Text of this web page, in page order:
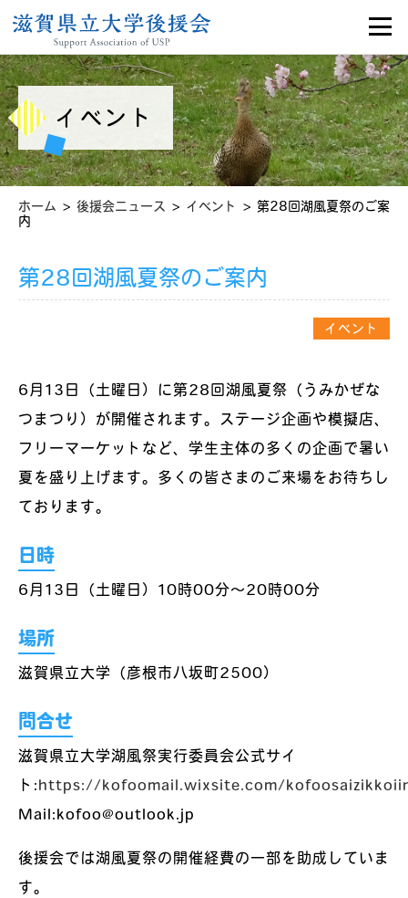
イベント
ホーム > 後援会ニュース > イベント > 第28回湖風夏祭のご案
内
第28回湖風夏祭のご案内
イベント
6月13日（土曜日）に第28回湖風夏祭（うみかぜな
つまつり）が開催されます。ステージ企画や模擬店、
フリーマーケットなど、学生主体の多くの企画で暑い
夏を盛り上げます。多くの皆さまのご来場をお待ちし
ております。
日時
6月13日（土曜日）10時00分～20時00分
場所
滋賀県立大学（彦根市八坂町2500）
問合せ
滋賀県立大学湖風祭実行委員会公式サイ
ト:https://kofoomail.wixsite.com/
Mail:kofoo@outlook.jp
後援会では湖風夏祭の開催経費の一部を助成していま
す。